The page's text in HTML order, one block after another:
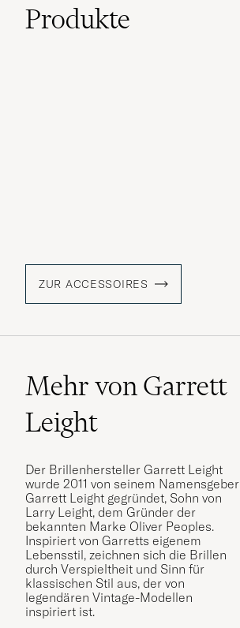
Produkte
ZUR ACCESSOIRES
Mehr von Garrett
Leight
Der Brillenhersteller Garrett Leight
wurde 2011 von seinem Namensgeber
Garrett Leight gegründet, Sohn von
Larry Leight, dem Gründer der
bekannten Marke Oliver Peoples.
Inspiriert von Garretts eigenem
Lebensstil, zeichnen sich die Brillen
durch Verspieltheit und Sinn für
klassischen Stil aus, der von
legendären Vintage-Modellen
inspiriert ist.